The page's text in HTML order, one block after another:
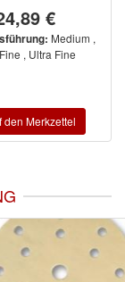
€
Medium ,
, Ultra Fine